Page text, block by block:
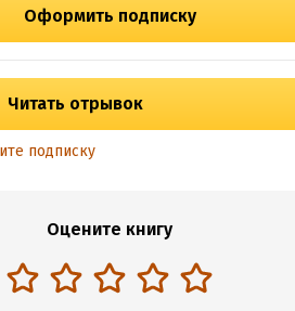
Оформить подписку
Читать отрывок
подписку
Оцените книгу